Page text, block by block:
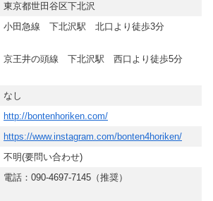
東京都世田谷区下北沢
小田急線 下北沢駅 北口より徒歩3分
京王井の頭線 下北沢駅 西口より徒歩5分
なし
http://bontenhoriken.com/
https://www.instagram.com/bonten4horiken/
不明(要問い合わせ)
電話：090-4697-7145（推奨）